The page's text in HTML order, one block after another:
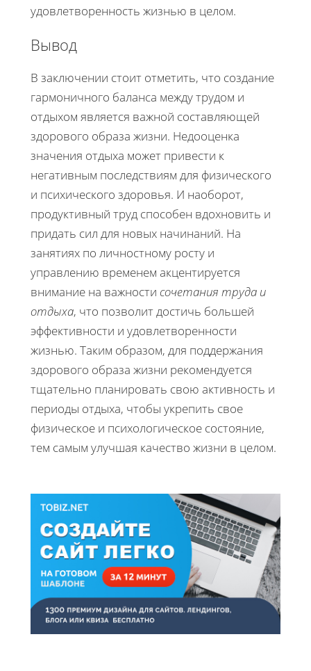
удовлетворенность жизнью в целом.
Вывод
В заключении стоит отметить, что создание
гармоничного баланса между трудом и
отдыхом является важной составляющей
здорового образа жизни. Недооценка
значения отдыха может привести к
негативным последствиям для физического
и психического здоровья. И наоборот,
продуктивный труд способен вдохновить и
придать сил для новых начинаний. На
занятиях по личностному росту и
управлению временем акцентируется
внимание на важности сочетания труда и
отдыха, что позволит достичь большей
эффективности и удовлетворенности
жизнью. Таким образом, для поддержания
здорового образа жизни рекомендуется
тщательно планировать свою активность и
периоды отдыха, чтобы укрепить свое
физическое и психологическое состояние,
тем самым улучшая качество жизни в целом.